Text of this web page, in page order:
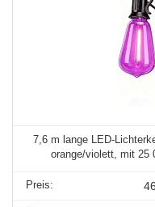
7,6 m lange LED-
orange/violett, mit 25